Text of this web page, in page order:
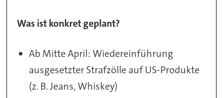
Was ist konkret geplant?
Ab Mitte April: Wiedereinführung
ausgesetzter Strafzölle auf US-Produkte
(z. B. Jeans, Whiskey)